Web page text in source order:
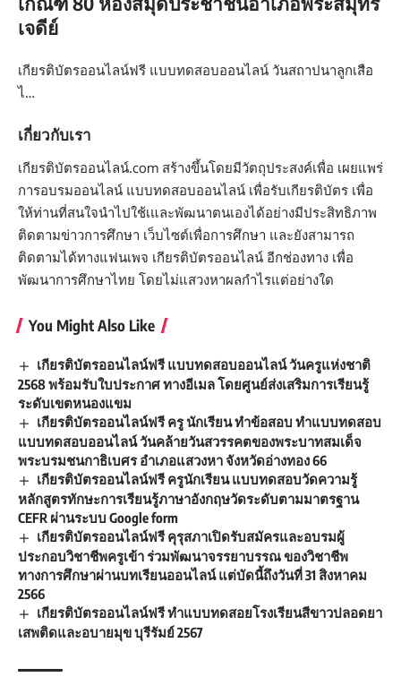
เจดีย์
เกียรติบัตรออนไลน์ฟรี แบบทดสอบออนไลน์ วันสถาปนาลูกเสือ
ไ…
เกี่ยวกับเรา
เกียรติบัตรออนไลน์.com สร้างขึ้นโดยมีวัตถุประสงค์เพื่อ เผยแพร่
การอบรมออนไลน์ แบบทดสอบออนไลน์ เพื่อรับเกียรติบัตร เพื่อ
ให้ท่านที่สนใจนำไปใช้เและพัฒนาตนเองได้อย่างมีประสิทธิภาพ
ติดตามข่าวการศึกษา เว็บไซต์เพื่อการศึกษา และยังสามารถ
ติดตามได้ทางแฟนเพจ เกียรติบัตรออนไลน์ อีกช่องทาง เพื่อ
พัฒนาการศึกษาไทย โดยไม่แสวงหาผลกำไรแต่อย่างใด
You Might Also Like
เกียรติบัตรออนไลน์ฟรี แบบทดสอบออนไลน์ วันครูแห่งชาติ
2568 พร้อมรับใบประกาศ ทางอีเมล โดยศูนย์ส่งเสริมการเรียนรู้
ระดับเขตหนองแขม
เกียรติบัตรออนไลน์ฟรี ครู นักเรียน ทำข้อสอบ ทำแบบทดสอบ
แบบทดสอบออนไลน์ วันคล้ายวันสวรรคตของพระบาทสมเด็จ
พระบรมชนกาธิเบศร อำเภอแสวงหา จังหวัดอ่างทอง 66
เกียรติบัตรออนไลน์ฟรี ครูนักเรียน แบบทดสอบวัดความรู้
หลักสูตรทักษะการเรียนรู้ภาษาอังกฤษวัดระดับตามมาตรฐาน
CEFR ผ่านระบบ Google form
เกียรติบัตรออนไลน์ฟรี คุรุสภาเปิดรับสมัครและอบรมผู้
ประกอบวิชาชีพครูเข้า ร่วมพัฒนาจรรยาบรรณ ของวิชาชีพ
ทางการศึกษาผ่านบทเรียนออนไลน์ แต่บัดนี้ถึงวันที่ 31 สิงหาคม
2566
เกียรติบัตรออนไลน์ฟรี ทำแบบทดสอยโรงเรียนสีขาวปลอดยา
เสพติดและอบายมุข บุรีรัมย์ 2567